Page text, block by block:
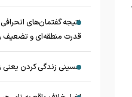
نتیجه گفتمان‌های
قدرت منطقه‌ای و تضعیف
حسینی زندگی کردن یعنی